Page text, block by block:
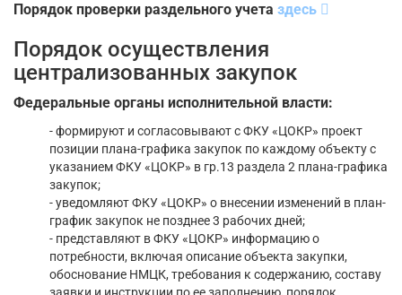
Порядок проверки раздельного учета здесь
Порядок осуществления
централизованных закупок
Федеральные органы исполнительной власти:
- формируют и согласовывают с ФКУ «ЦОКР» проект
позиции плана-графика закупок по каждому объекту с
указанием ФКУ «ЦОКР» в гр.13 раздела 2 плана-графика
закупок;
- уведомляют ФКУ «ЦОКР» о внесении изменений в план-
график закупок не позднее 3 рабочих дней;
- представляют в ФКУ «ЦОКР» информацию о
потребности, включая описание объекта закупки,
обоснование НМЦК, требования к содержанию, составу